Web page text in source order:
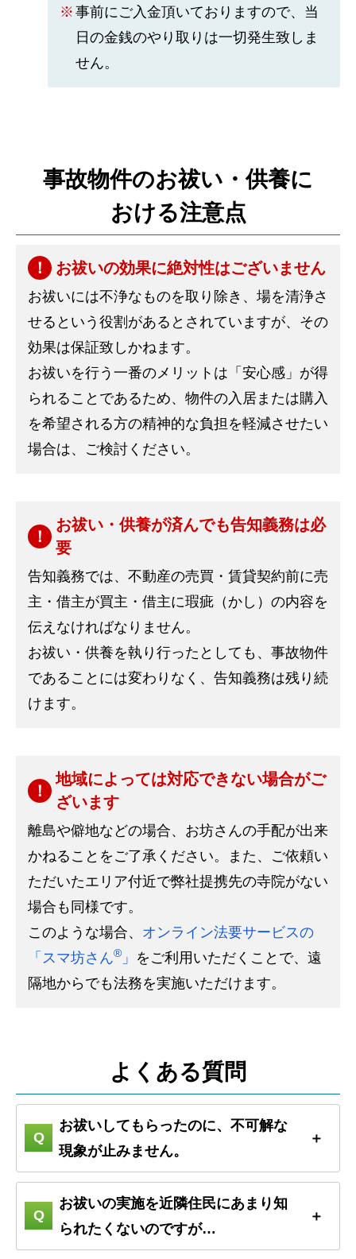
事前にご入金頂いておりますので、当
日の金銭のやり取りは一切発生致しま
せん。
事故物件のお祓い・供養に
おける注意点
お祓いの効果に絶対性はございません
お祓いには不浄なものを取り除き、場を清浄さ
せるという役割があるとされていますが、その
効果は保証致しかねます。
お祓いを行う一番のメリットは「安心感」が得
られることであるため、物件の入居または購入
を希望される方の精神的な負担を軽減させたい
場合は、ご検討ください。
お祓い・供養が済んでも告知義務は必
要
告知義務では、不動産の売買・賃貸契約前に売
主・借主が買主・借主に瑕疵（かし）の内容を
伝えなければなりません。
お祓い・供養を執り行ったとしても、事故物件
であることには変わりなく、告知義務は残り続
けます。
地域によっては対応できない場合がご
ざいます
離島や僻地などの場合、お坊さんの手配が出来
かねることをご了承ください。また、ご依頼い
ただいたエリア付近で弊社提携先の寺院がない
場合も同様です。
このような場合、 オンライン法要サービスの
「スマ坊さん® 」 をご利用いただくことで、遠
隔地からでも法務を実施いただけます。
よくある質問
お祓いしてもらったのに、不可解な
現象が止みません。
お祓いの実施を近隣住民にあまり知
られたくないのですが…